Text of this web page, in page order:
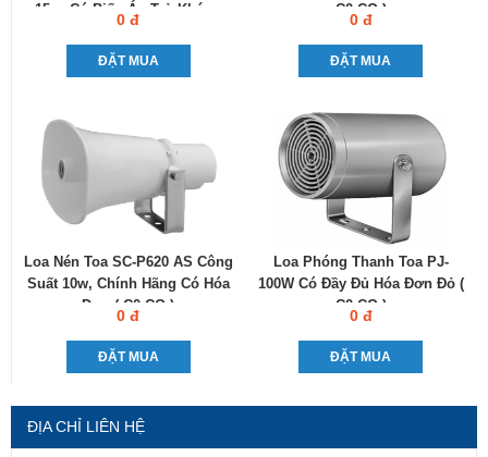
15w, Có Biến Áp Trở Kháng
0 đ
ĐẶT MUA
C0-CQ )
0 đ
ĐẶT MUA
Loa Nén Toa SC-P620 AS Công
Suất 10w, Chính Hãng Có Hóa
Đơn ( C0-CQ )
0 đ
ĐẶT MUA
Loa Phóng Thanh Toa PJ-
100W Có Đầy Đủ Hóa Đơn Đỏ (
C0-CQ )
0 đ
ĐẶT MUA
ĐỊA CHỈ LIÊN HỆ